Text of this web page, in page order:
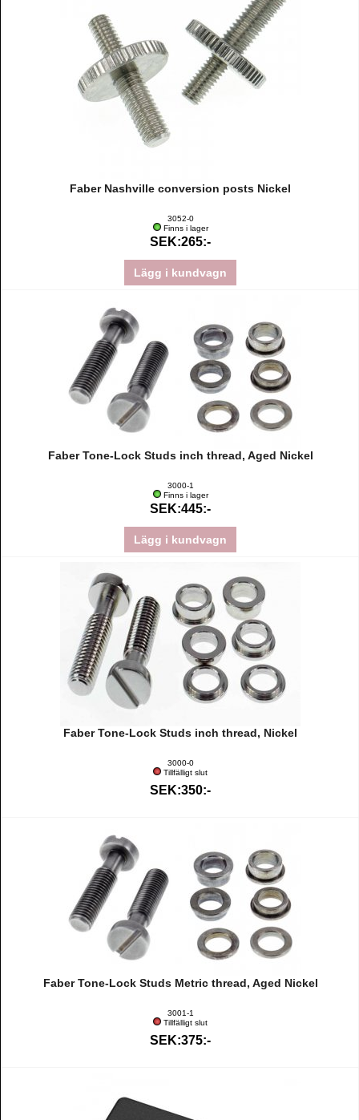
Faber Nashville conversion posts Nickel
3052-0
Finns i lager
SEK:265:-
Lägg i kundvagn
Faber Tone-Lock Studs inch thread, Aged Nickel
3000-1
Finns i lager
SEK:445:-
Lägg i kundvagn
Faber Tone-Lock Studs inch thread, Nickel
3000-0
Tillfälligt slut
SEK:350:-
Faber Tone-Lock Studs Metric thread, Aged Nickel
3001-1
Tillfälligt slut
SEK:375:-